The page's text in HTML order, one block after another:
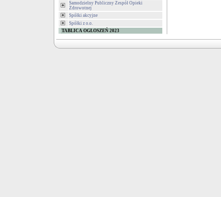
Samodzielny Publiczny Zespół Opieki
Zdrowotnej
Spółki akcyjne
Spółki z o.o.
TABLICA OGŁOSZEŃ 2023